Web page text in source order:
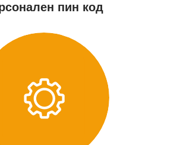
пин код